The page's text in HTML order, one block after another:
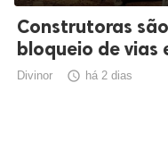
Construtoras
bloqueio de vias
Divinor  há 2 dias